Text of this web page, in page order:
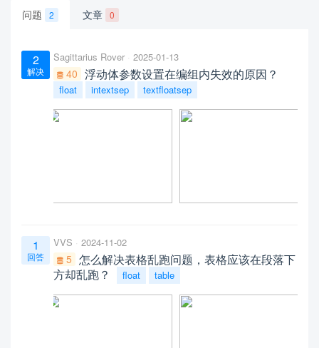
问题 2 文章 0
2
解决
Sagittarius Rover 2025-01-13
40 浮动体参数设置在编组内失效的原因？
float intextsep textfloatsep
1
回答
VVS 2024-11-02
5 怎么解决表格乱跑问题，表格应该在段落下
方却乱跑？
float table